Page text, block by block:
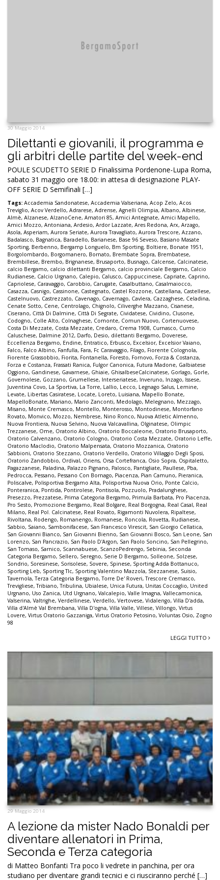
30 Maggio 2014
Dilettanti e giovanili, il programma e
gli arbitri delle partite del week-end
POULE SCUDETTO SERIE D Finalissima Pordenone-Lupa Roma,
sabato 31 maggio ore 18.00: in attesa di designazione PLAY-
OFF SERIE D Semifinali […]
Tags: Accademia Sandonatese, Accademia Valseriana, Acop Zelo, Acos
Treviglio, Acov Verdello, Adrarese, Adrense, Agnelli Olimpia, Albano, Albinese,
Almè, Alzanese, AlzanoCene, Amatori 85, Amici Antegnate, Amici Mapello,
Amici Mozzo, Antoniana, Ardesio, Ardor Lazzate, Ares Redona, Arx, Arzago,
Asola, Asperiam, Aurora Seriate, Aurora Travagliato, Aurora Trescore, Azzano,
Badalasco, Bagnatica, Baradello, Barianese, Base 96 Seveso, Basiano Masate
Sporting, Berbenno, Bergamp Longuelo, Bm Sporting, Boltiere, Bonate 1951,
Borgolombardo, Borgomanero, Bornato, Brembate Sopra, Brembatese,
Brembillese, Brembo, Brignanese, Brusaporto, Busnago, Calcense, Calcinatese,
calcio Bergamo, calcio dilettanti Bergamo, calcio provinciale Bergamo, Calcio
Rudianese, Calcio Urgnano, Calepio, Calusco, Cappuccinese, Capriate, Caprino,
Capriolese, Caravaggio, Carobbio, Carugate, Casalbuttano, Casalmaiocco,
Casazza, Casnigo, Cassinone, Castegnato, Castel Rozzone, Castellana, Castellese,
Castelnuovo, Castrezzato, Cavenago, Cavernago, Cavlera, Cazzaghese, Celadina,
Cenate Sotto, Cene, Centrolago, Chignolo, Ciliverghe Mazzano, Cisanese,
Ciserano, Città Di Dalmine, Città Di Segrate, Cividatese, Cividino, Clusone,
Codogno, Colle Alto, Colnaghese, Comonte, Comun Nuovo, Cortenuovese,
Costa Di Mezzate, Costa Mezzate, Credaro, Crema 1908, Curnasco, Curno
Caluschese, Dalmine 2012, Darfo, Desio, dilettanti Bergamo, Doverese,
Eccellenza Bergamo, Endine, Entratico, Erbusco, Excelsior, Excelsior Vaiano,
Falco, Falco Albino, Fanfulla, Fara, Fc Caravaggio, Filago, Fiorente Colognola,
Fiorente Grassobbio, Fiorita, Fontanella, Foresto, Fornovo, Forza & Costanza,
Forza e Costanza, Frassati Ranica, Fulgor Canonica, Futura Madone, Galbiatese
Oggiono, Gandinese, Gavarnese, Ghiaie, GhisalbeseCalcinatese, Gorlago, Gorle,
Governolese, Gozzano, Grumellese, Interseriatese, Inveruno, Inzago, Issese,
Juventina Covo, La Sportiva, La Torre, Lallio, Lecco, Legnago Salus, Lemine,
Levate, Libertas Casiratese, Locate, Loreto, Luisiana, Mapello Bonate,
MapelloBonate, Mariano, Mario Zanconti, Medolago, Melegnano, Mezzago,
Misano, Monte Cremasco, Montello, Monterosso, Montodinese, Montorfano
Rovato, Monvico, Mozzo, Nembrese, Nino Ronco, Nuova Atletic Almenno,
Nuova Frontiera, Nuova Selvino, Nuova Valcavallina, Olginatese, Olimpic
Trezzanese, Ome, Oratorio Albino, Oratorio Boccaleone, Oratorio Brusaporto,
Oratorio Calvenzano, Oratorio Cologno, Oratorio Costa Mezzate, Oratorio Leffe,
Oratorio Maclodio, Oratorio Malpensata, Oratorio Mozzanica, Oratorio
Sabbioni, Oratorio Stezzano, Oratorio Verdello, Oratorio Villaggio Degli Sposi,
Oratorio Zandobbio, Ordival, Oriens, Orsa Cortefranca, Osio Sopra, Ospitaletto,
Pagazzanese, Paladina, Palazzo Pignano, Palosco, Pantigliate, Paullese, Pba,
Pedrocca, Pessano, Pessano Con Bornago, Piacenza, Pian Camuno, Pieranica,
Poliscalve, Polisportiva Bergamo Alta, Polisportiva Nuova Orio, Ponte Calcio,
Ponteranica, Pontida, Pontirolese, Pontisola, Pozzuolo, Pradalunghese,
Presezzo, Prezzatese, Prima Categoria Bergamo, Primula Barbata, Pro Piacenza,
Pro Sesto, Promozione Bergamo, Real Bolgare, Real Borgogna, Real Casal, Real
Milano, Real Pol. Calcinatese, Real Rovato, Rigamonti Nuvolera, Ripaltese,
Rivoltana, Rodengo, Romanengo, Romanese, Roncola, Rovetta, Rudianese,
Sabbio, Saiano, Sambonifacese, San Francesco Virescit, San Giorgio Cellatica,
San Giovanni Bianco, San Giovanni Bienno, San Giovanni Bosco, San Leone, San
Lorenzo, San Pancrazio, San Paolo D'Argon, San Paolo Soncino, San Pellegrino,
San Tomaso, Sarnico, Scannabuese, ScanzoPedrengo, Sebinia, Seconda
Categoria Bergamo, Sellero, Seregno, Serie D Bergamo, Solleone, Solzese,
Sondrio, Soresinese, Sorisolese, Sovere, Spinese, Sporting Adda Bottanuco,
Sporting Leb, Sporting Tlc, Sporting Valentino Mazzola, Stezzanese, Suisio,
Tavernola,Terza Categoria Bergamo,Torre De' Roveri,Trescore Cremasco,
Trevigliese,Tribiano,Tribulina, Ubialese, Unica Futura, Unitas Coccaglio, United
Urgnano, Uso Zanica, Utd Urgnano, Valcalepio, Valle Imagna, Vallecamonica,
Valserina, Valtrighe, Verdellinese, Verdello, Vertovese, Vidalengo, Villa D'adda,
Villa d'Almè Val Brembana, Villa D'ogna, Villa Valle, Villese, Villongo, Virtus
Lovere, Virtus Oratorio Gazzaniga, Virtus Oratorio Petosino, Voluntas Osio, Zogno
98
LEGGI TUTTO
29 Maggio 2014
A lezione da mister Nado Bonaldi per
diventare allenatori in Prima,
Seconda e Terza categoria
di Matteo Bonfanti Tra poco li vedrete in panchina, per ora
studiano per diventare grandi tecnici e ci riusciranno perché […]